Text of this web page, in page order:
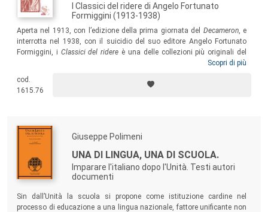
I Classici del ridere di Angelo Fortunato
Formiggini (1913-1938)
Aperta nel 1913, con l’edizione della prima giornata del Decameron, e
interrotta nel 1938, con il suicidio del suo editore Angelo Fortunato
Formiggini, i Classici del ridere è una delle collezioni più originali del
primo Novecento, in cui Formiggini vede un’occasione per offrire al suo
compresi in questo volume fanno luce sulla complessità di una
proposta culturale che tanta importanza avrà nelle scelte editoriali del
Scopri di più
cod.
1615.76
Giuseppe Polimeni
UNA DI LINGUA, UNA DI SCUOLA.
Imparare l'italiano dopo l'Unità. Testi autori
documenti
Sin dall’Unità la scuola si propone come istituzione cardine nel
processo di educazione a una lingua nazionale, fattore unificante non